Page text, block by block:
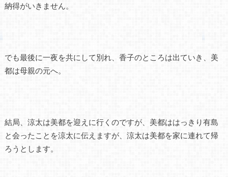
納得がいきません。
でも最後に一夜を共にして別れ、香子のところは出ていき、美
都は母親の元へ。
結局、涼太は美都を迎えに行くのですが、美都ははっきり有島
と会ったことを涼太に伝えますが、涼太は美都を家に連れて帰
ろうとします。